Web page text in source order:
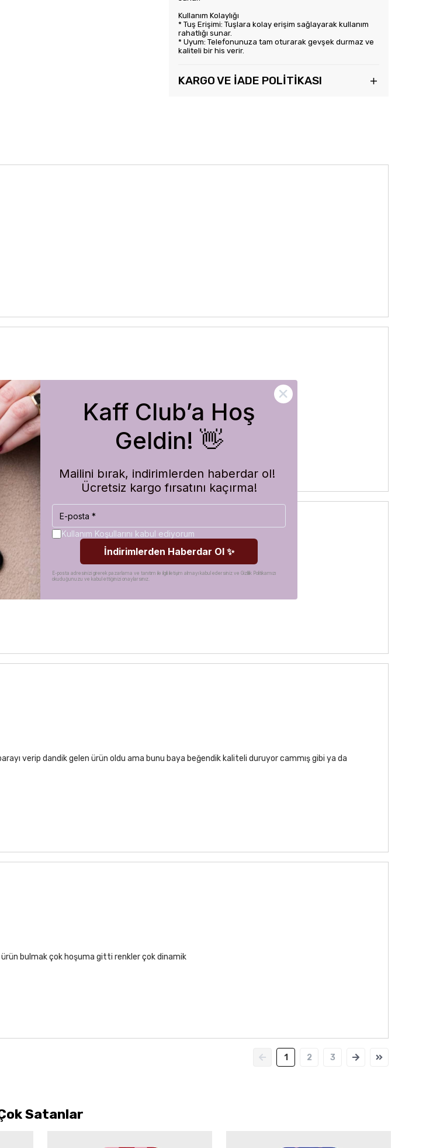
Kullanım Kolaylığı
* Tuş Erişimi: Tuşlara kolay erişim sağlayarak kullanım
rahatlığı sunar.
* Uyum: Telefonunuza tam oturarak gevşek durmaz ve
kaliteli bir his verir.
KARGO VE İADE POLİTİKASI
güvenilir. Ayrıca hızlı kargolama için teşekkürler
verip dandik gelen ürün oldu ama bunu baya beğendik kaliteli duruyor cammış gibi ya da
bulmak çok hoşuma gitti renkler çok dinamik
1 2 3
Satanlar
Kaff Club’a Hoş
Geldin! 👋
Mailini bırak, indirimlerden haberdar ol!
Ücretsiz kargo fırsatını kaçırma!
Kullanım Koşullarını kabul ediyorum
İndirimlerden Haberdar Ol ✨
E-posta adresinizi girerek pazarlama ve tanıtım ile ilgili iletişim almayı kabul edersiniz ve Gizlilik Politikamızı
okuduğunuzu ve kabul ettiğinizi onaylarsınız.